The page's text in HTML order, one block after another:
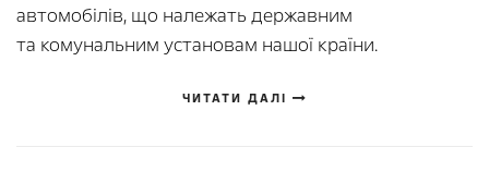
автомобілів, що належать державним
та комунальним установам нашої країни.
ЧИТАТИ ДАЛІ